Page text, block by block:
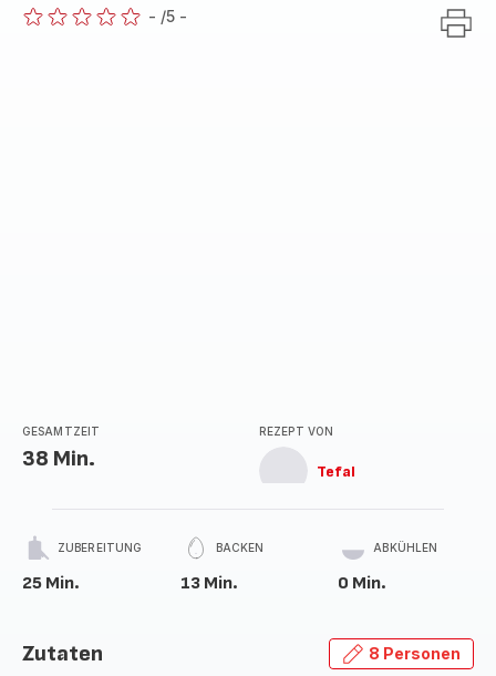
- /5 -
GESAMTZEIT
38 Min.
REZEPT VON
Tefal
ZUBEREITUNG
25 Min.
BACKEN
13 Min.
ABKÜHLEN
0 Min.
Zutaten 8 Personen